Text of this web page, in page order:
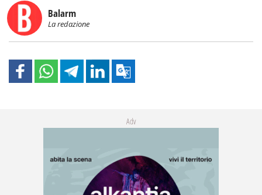
Balarm
La redazione
Adv